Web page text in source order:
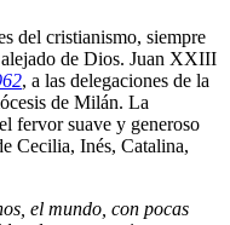
del cristianismo, siempre
de Dios. Juan XXIII
, a las delegaciones de la
de Milán. La
fervor suave y generoso
Cecilia, Inés, Catalina,
el mundo, con pocas